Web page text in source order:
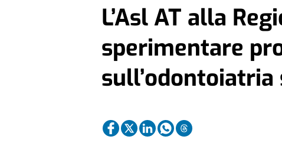
L’Asl AT alla
sperimentare
sull’odontoiatria